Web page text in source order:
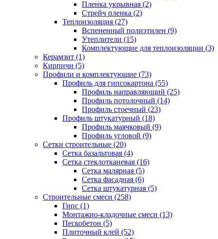
Пленка укрывная (2)
Стрейч пленка (2)
Теплоизоляция (27)
Вспененный полиэтилен (9)
Утеплители (15)
Комплектующие для теплоизоляции (3)
Керамзит (1)
Кирпичи (5)
Профили и комплектующие (73)
Профиль для гипсокартона (55)
Профиль направляющий (25)
Профиль потолочный (14)
Профиль стоечный (23)
Профиль штукатурный (18)
Профиль маячковый (9)
Профиль угловой (9)
Сетки строительные (20)
Сетка базальтовая (4)
Сетка стеклотканевая (16)
Сетка малярная (5)
Сетка фасадная (6)
Сетка штукатурная (5)
Строительные смеси (258)
Гипс (1)
Монтажно-кладочные смеси (13)
Пескобетон (5)
Плиточный клей (52)